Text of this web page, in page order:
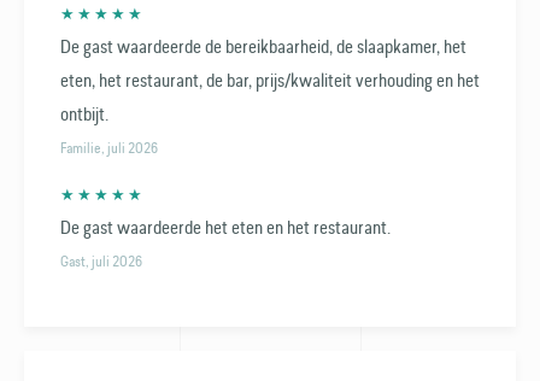
★ ★ ★ ★ ★
De gast waardeerde de bereikbaarheid, de slaapkamer, het
eten, het restaurant, de bar, prijs/kwaliteit verhouding en het
ontbijt.
Familie, juli 2026
★ ★ ★ ★ ★
De gast waardeerde het eten en het restaurant.
Gast, juli 2026